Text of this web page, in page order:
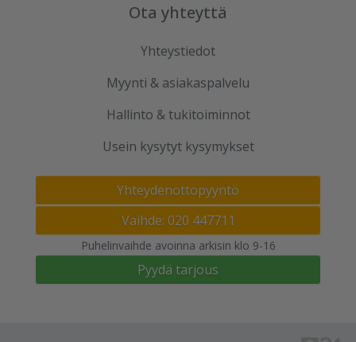
Ota yhteyttä
Yhteystiedot
Myynti & asiakaspalvelu
Hallinto & tukitoiminnot
Usein kysytyt kysymykset
Yhteydenottopyyntö
Vaihde: 020 447711
Puhelinvaihde avoinna arkisin klo 9-16
Pyydä tarjous